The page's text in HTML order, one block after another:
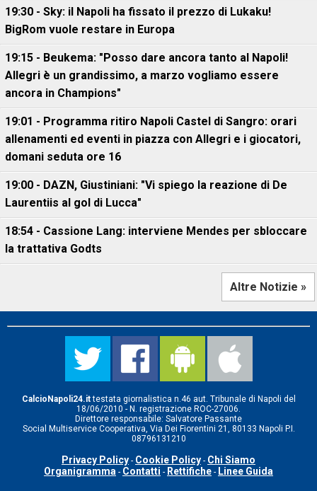
19:30 - Sky: il Napoli ha fissato il prezzo di Lukaku!
BigRom vuole restare in Europa
19:15 - Beukema: "Posso dare ancora tanto al Napoli!
Allegri è un grandissimo, a marzo vogliamo essere
ancora in Champions"
19:01 - Programma ritiro Napoli Castel di Sangro: orari
allenamenti ed eventi in piazza con Allegri e i giocatori,
domani seduta ore 16
19:00 - DAZN, Giustiniani: "Vi spiego la reazione di De
Laurentiis al gol di Lucca"
18:54 - Cassione Lang: interviene Mendes per sbloccare
la trattativa Godts
Altre Notizie »
CalcioNapoli24.ittestata giornalistica n.46 aut. Tribunale di Napoli del
18/06/2010 - N. registrazione ROC-27006.
Direttore responsabile: Salvatore Passante
Social Multiservice Cooperativa, Via Dei Fiorentini 21, 80133 Napoli P.I.
08796131210
Privacy Policy - Cookie Policy - Chi Siamo
Organigramma - Contatti - Rettifiche - Linee Guida